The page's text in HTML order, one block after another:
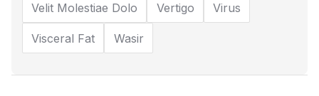
Velit Molestiae Dolo Vertigo Virus
Visceral Fat Wasir